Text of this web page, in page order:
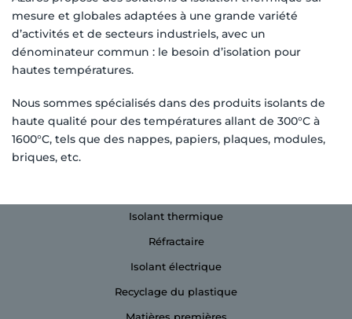
mesure et globales adaptées à une grande variété
d’activités et de secteurs industriels, avec un
dénominateur commun : le besoin d’isolation pour
hautes températures.
Nous sommes spécialisés dans des produits isolants de
haute qualité pour des températures allant de 300°C à
1600°C, tels que des nappes, papiers, plaques, modules,
briques, etc.
Isolant thermique
Réfractaire
Isolant électrique
Recyclage du plastique